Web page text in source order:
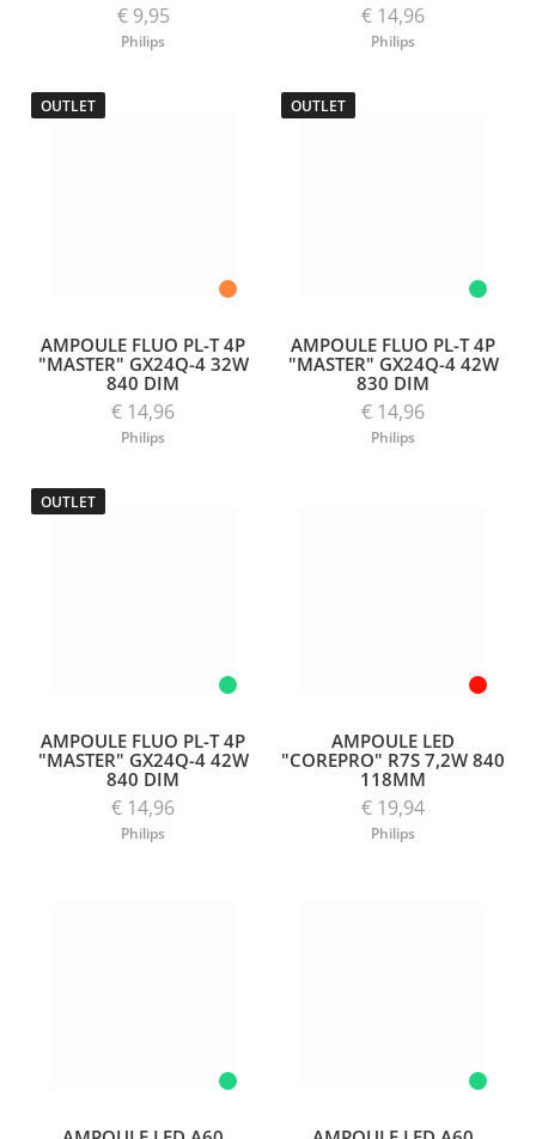
€ 9,95
Philips
€ 14,96
Philips
OUTLET
AMPOULE FLUO PL-T 4P
"MASTER" GX24Q-4 32W
840 DIM
€ 14,96
Philips
OUTLET
AMPOULE FLUO PL-T 4P
"MASTER" GX24Q-4 42W
830 DIM
€ 14,96
Philips
OUTLET
AMPOULE FLUO PL-T 4P
"MASTER" GX24Q-4 42W
840 DIM
€ 14,96
Philips
AMPOULE LED
"COREPRO" R7S 7,2W 840
118MM
€ 19,94
Philips